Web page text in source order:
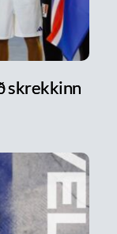
skrekkinn